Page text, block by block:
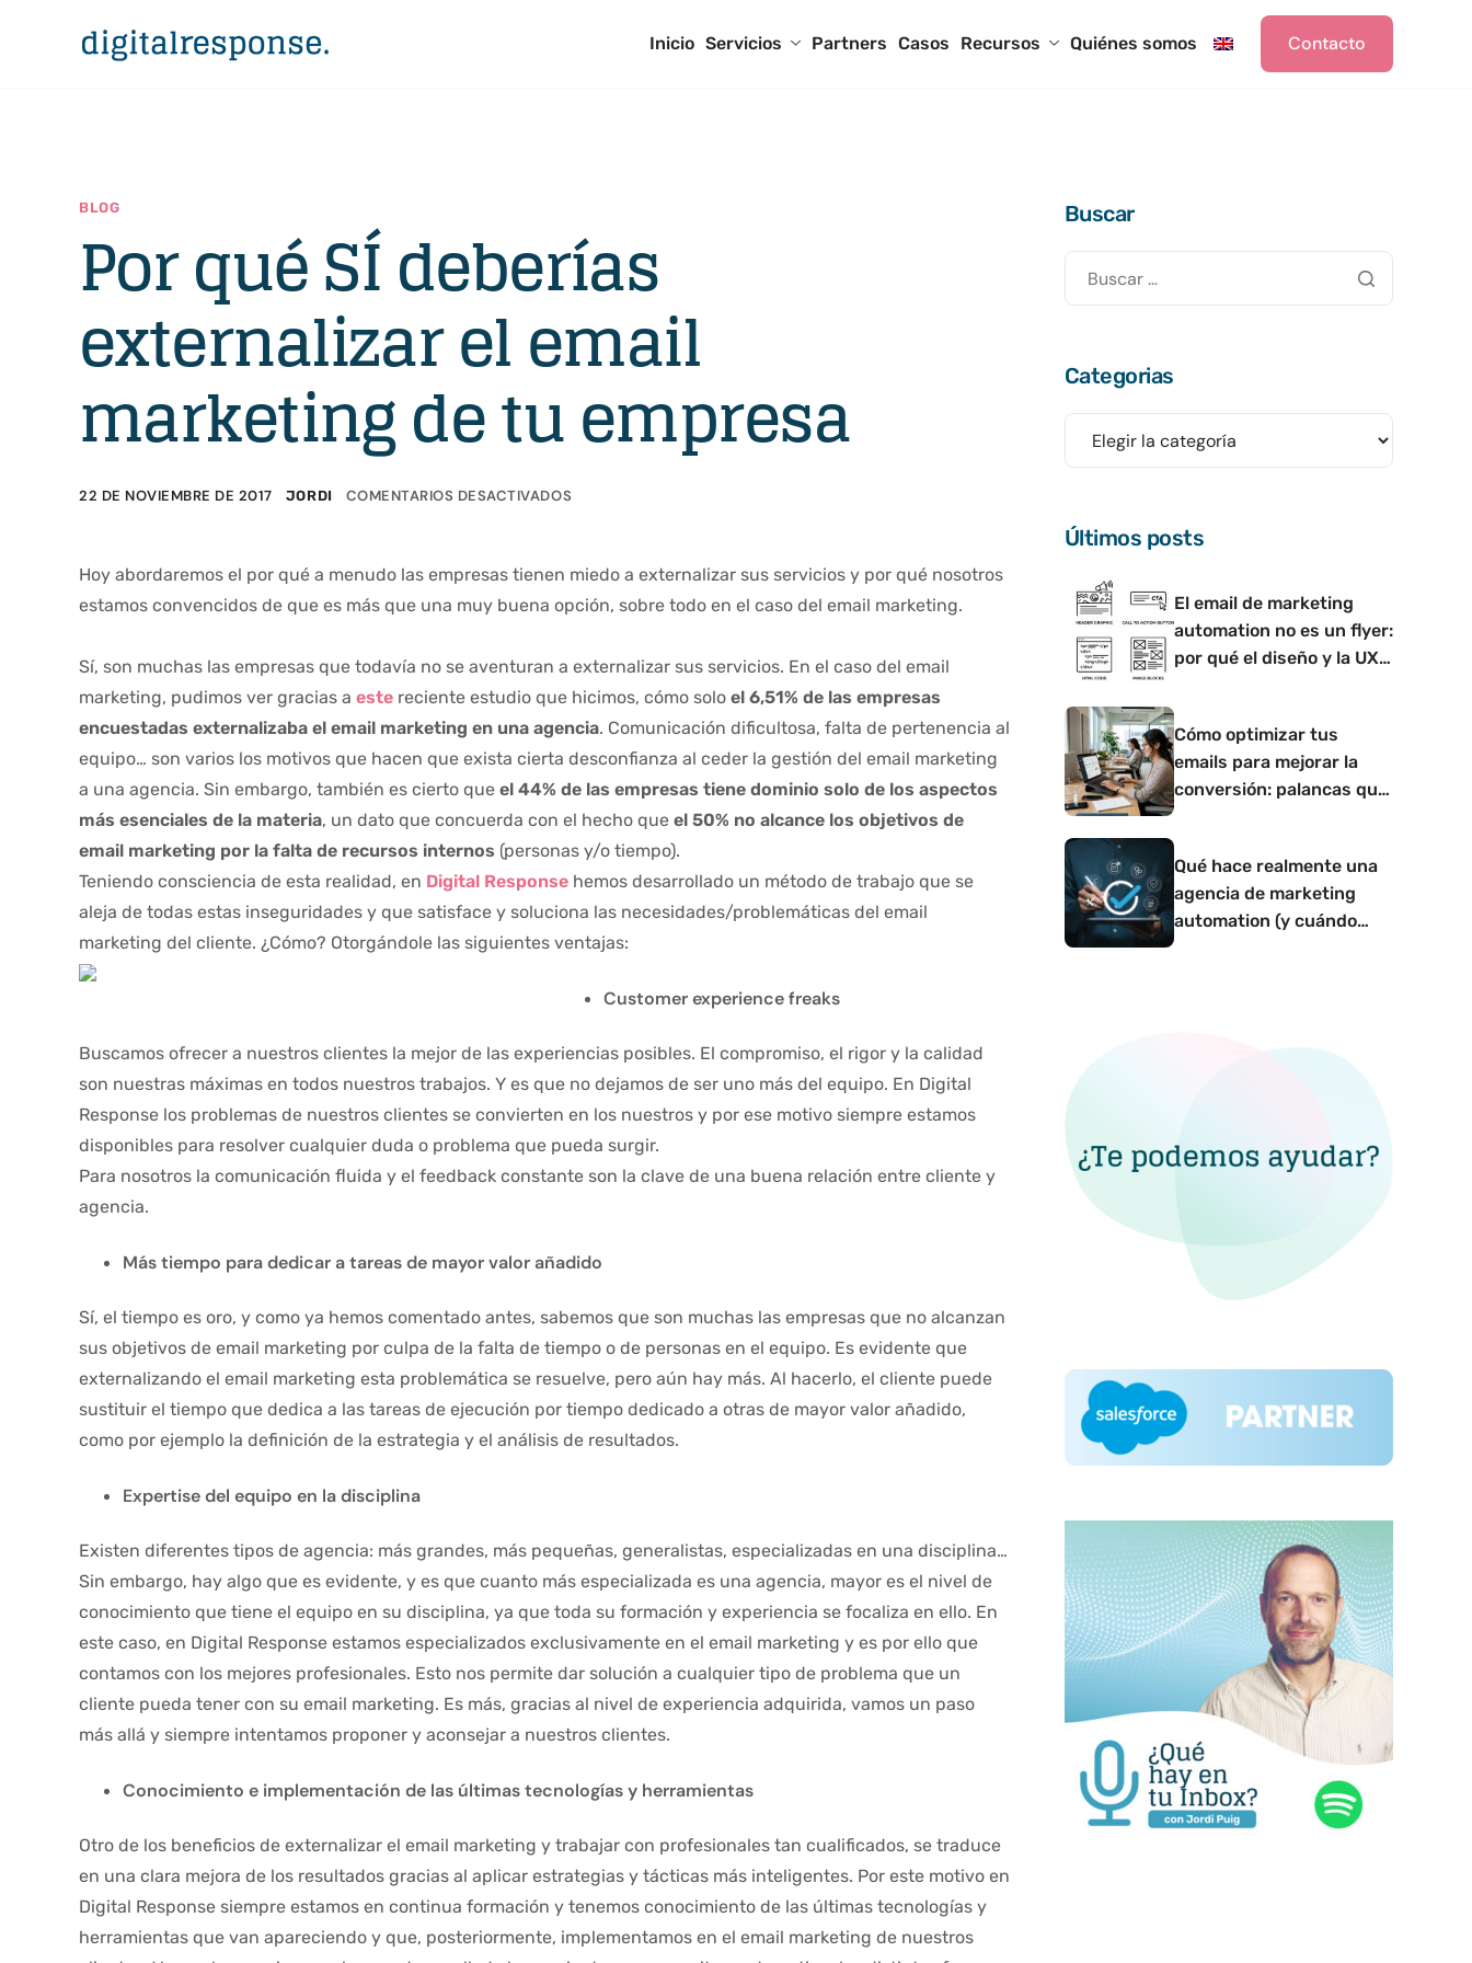
Inicio Servicios Partners Casos Recursos Quiénes somos Contacto
BLOG
Por qué SÍ deberías
externalizar el email
marketing de tu empresa
22 DE NOVIEMBRE DE 2017 JORDI COMENTARIOS DESACTIVADOS
Hoy abordaremos el por qué a menudo las empresas tienen miedo a externalizar sus servicios y por qué nosotros
estamos convencidos de que es más que una muy buena opción, sobre todo en el caso del email marketing.
Sí, son muchas las empresas que todavía no se aventuran a externalizar sus servicios. En el caso del email
marketing, pudimos ver gracias a este reciente estudio que hicimos, cómo solo el 6,51% de las empresas
encuestadas externalizaba el email marketing en una agencia. Comunicación dificultosa, falta de pertenencia al
equipo… son varios los motivos que hacen que exista cierta desconfianza al ceder la gestión del email marketing
a una agencia. Sin embargo, también es cierto que el 44% de las empresas tiene dominio solo de los aspectos
más esenciales de la materia, un dato que concuerda con el hecho que el 50% no alcance los objetivos de
email marketing por la falta de recursos internos (personas y/o tiempo).
Teniendo consciencia de esta realidad, en Digital Response hemos desarrollado un método de trabajo que se
aleja de todas estas inseguridades y que satisface y soluciona las necesidades/problemáticas del email
marketing del cliente. ¿Cómo? Otorgándole las siguientes ventajas:
Customer experience freaks
Buscamos ofrecer a nuestros clientes la mejor de las experiencias posibles. El compromiso, el rigor y la calidad
son nuestras máximas en todos nuestros trabajos. Y es que no dejamos de ser uno más del equipo. En Digital
Response los problemas de nuestros clientes se convierten en los nuestros y por ese motivo siempre estamos
disponibles para resolver cualquier duda o problema que pueda surgir.
Para nosotros la comunicación fluida y el feedback constante son la clave de una buena relación entre cliente y
agencia.
Más tiempo para dedicar a tareas de mayor valor añadido
Sí, el tiempo es oro, y como ya hemos comentado antes, sabemos que son muchas las empresas que no alcanzan
sus objetivos de email marketing por culpa de la falta de tiempo o de personas en el equipo. Es evidente que
externalizando el email marketing esta problemática se resuelve, pero aún hay más. Al hacerlo, el cliente puede
sustituir el tiempo que dedica a las tareas de ejecución por tiempo dedicado a otras de mayor valor añadido,
como por ejemplo la definición de la estrategia y el análisis de resultados.
Expertise del equipo en la disciplina
Existen diferentes tipos de agencia: más grandes, más pequeñas, generalistas, especializadas en una disciplina…
Sin embargo, hay algo que es evidente, y es que cuanto más especializada es una agencia, mayor es el nivel de
conocimiento que tiene el equipo en su disciplina, ya que toda su formación y experiencia se focaliza en ello. En
este caso, en Digital Response estamos especializados exclusivamente en el email marketing y es por ello que
contamos con los mejores profesionales. Esto nos permite dar solución a cualquier tipo de problema que un
cliente pueda tener con su email marketing. Es más, gracias al nivel de experiencia adquirida, vamos un paso
más allá y siempre intentamos proponer y aconsejar a nuestros clientes.
Conocimiento e implementación de las últimas tecnologías y herramientas
Otro de los beneficios de externalizar el email marketing y trabajar con profesionales tan cualificados, se traduce
en una clara mejora de los resultados gracias al aplicar estrategias y tácticas más inteligentes. Por este motivo en
Digital Response siempre estamos en continua formación y tenemos conocimiento de las últimas tecnologías y
herramientas que van apareciendo y que, posteriormente, implementamos en el email marketing de nuestros
Buscar
Categorias
Últimos posts
El email de marketing
automation no es un flyer:
por qué el diseño y la UX
Cómo optimizar tus
emails para mejorar la
conversión: palancas que
Qué hace realmente una
agencia de marketing
automation (y cuándo